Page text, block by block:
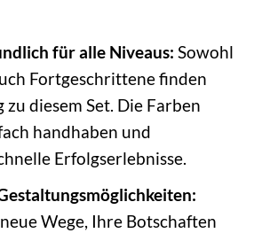
für alle Niveaus: Sowohl
Fortgeschrittene finden
zu diesem Set. Die Farben
handhaben und
Erfolgserlebnisse.
Wege, Ihre Botschaften